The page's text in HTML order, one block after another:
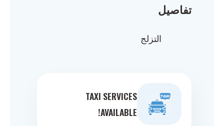
تفاصيل
التزلج
TAXI SERVICES
AVAILABLE!